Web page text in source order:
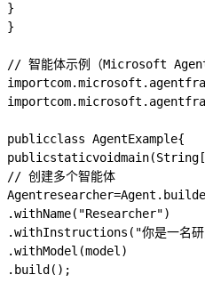
}
}
// 智能体示例（Microsoft Agent
import
import
publicclass AgentExample{
publicstaticvoidmain(String
// 创建多个智能体
Agentresearcher=Agent .
.withName( "Researcher")
.withInstructions ( "你是一名
.withModel (model )
. build ();